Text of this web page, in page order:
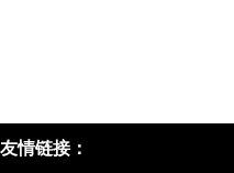
友情链接：